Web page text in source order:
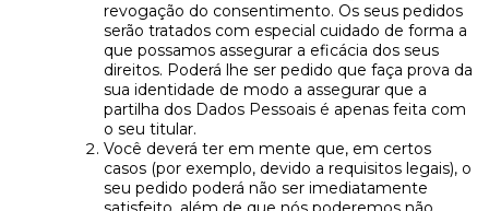
revogação do consentimento. Os seus pedidos
serão tratados com especial cuidado de forma a
que possamos assegurar a eficácia dos seus
direitos. Poderá lhe ser pedido que faça prova da
sua identidade de modo a assegurar que a
partilha dos Dados Pessoais é apenas feita com
o seu titular.
Você deverá ter em mente que, em certos
casos (por exemplo, devido a requisitos legais), o
seu pedido poderá não ser imediatamente